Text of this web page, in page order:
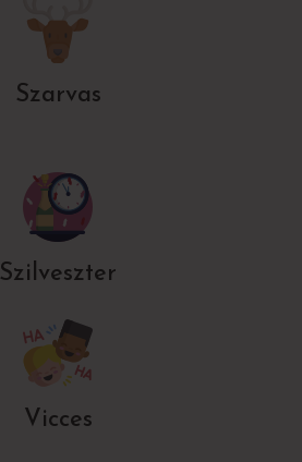
Szarvas
Szilveszter
Vicces